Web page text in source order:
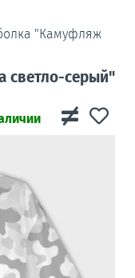
"Камуфляж
серый"